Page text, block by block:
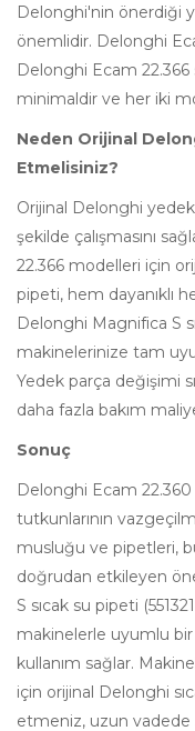
Delonghi'nin önerdiği
önemlidir. Delonghi
Delonghi Ecam 22.366
minimaldir ve her iki
Neden Orijinal
Etmelisiniz?
Orijinal Delonghi yedek
şekilde çalışmasını
22.366 modelleri için
pipeti, hem dayanıklı
Delonghi Magnifica S
makinelerinize tam
Yedek parça değişimi
daha fazla bakım
Sonuç
Delonghi Ecam
tutkunlarının
musluğu ve pipetleri,
doğrudan etkileyen
S sıcak su pipeti
makinelerle uyumlu bir
kullanım sağlar.
için orijinal Delonghi
etmeniz, uzun vadede